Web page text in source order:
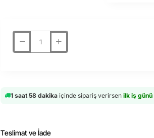
1 saat 58 dakika içinde sipariş verirsen ilk iş günü
Teslimat ve İade